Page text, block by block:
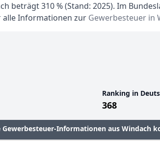
beträgt 310 % (Stand: 2025). Im
alle Informationen zur Gewerbesteuer in
Ranking in
368
Gewerbesteuer-Informationen aus Windach